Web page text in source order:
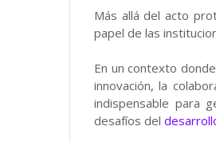
Más allá del acto
papel de las
En un contexto
innovación, la
indispensable para
desafíos del